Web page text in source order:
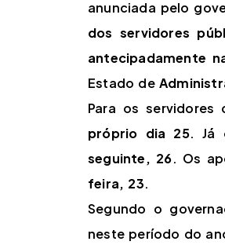
anunciada pelo
dos servidores
antecipadamente
Estado de
Para os servidores
próprio dia 25. Já
seguinte, 26. Os
feira, 23.
Segundo o
neste período do